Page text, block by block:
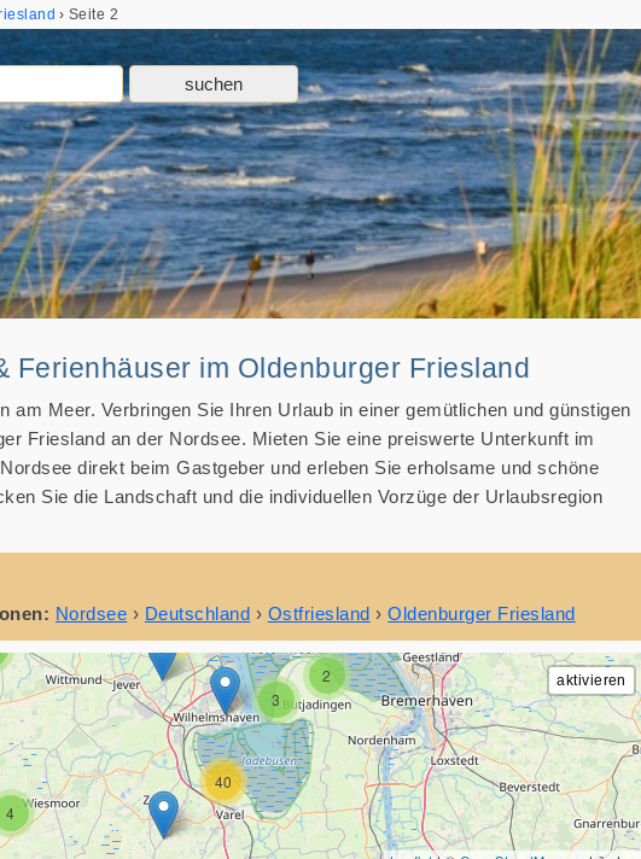
Seite 2
Ferienhäuser im Oldenburger Friesland
am Meer. Verbringen Sie Ihren Urlaub in einer gemütlichen und günstigen
Friesland an der Nordsee. Mieten Sie eine preiswerte Unterkunft im
direkt beim Gastgeber und erleben Sie erholsame und schöne
Sie die Landschaft und die individuellen Vorzüge der Urlaubsregion
Nordsee › Deutschland › Ostfriesland ›Oldenburger Friesland
2
3
40
9
4
3
5